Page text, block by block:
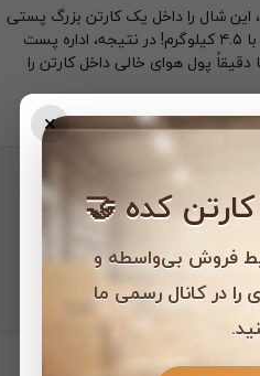
شما از سر تنبلی، این شال را داخل یک کارتن بزرگ پستی
با ابعاد ۴۵ در ۲۵ در ۲۰ سانت) می‌گذارد. طبق فرمول، وزن حجمی این کارتن برابر است با ۴.۵ کیلوگرم! در نتیجه، اداره پست
که کالای شما فقط ۲۰۰ گرم وزن داشته است! شما دقیقاً پول هوای خالی داخل کارتن را
×
کده 🤝
فروش بی‌واسطه و
را در کانال رسمی ما